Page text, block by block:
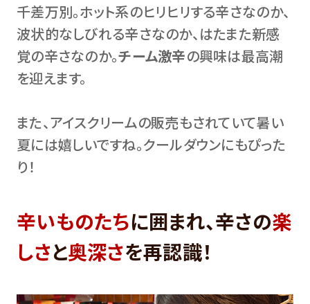
千差万別。ホット系のヒリヒリする辛さなのか、
波状的なしびれる辛さなのか、はたまた新感
覚の辛さなのか。チーム激辛の興味は最高潮
を迎えます。
また、アイスクリームの販売もされていて暑い
夏には嬉しいですね。クールダウンにもぴった
り！
辛いものたちに囲まれ、辛さの楽
しさと奥深さを再認識！